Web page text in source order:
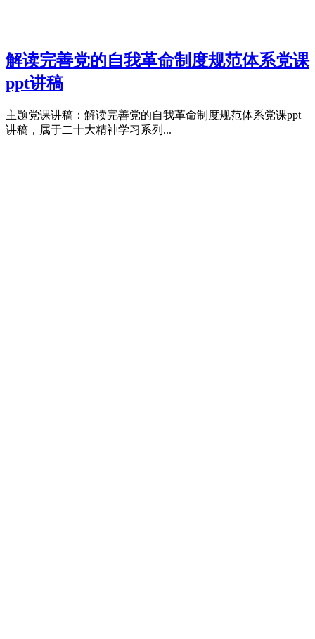
解读完善党的自我革命制度规范体系党课
ppt讲稿
主题党课讲稿：解读完善党的自我革命制度规范体系党课ppt
讲稿，属于二十大精神学习系列...